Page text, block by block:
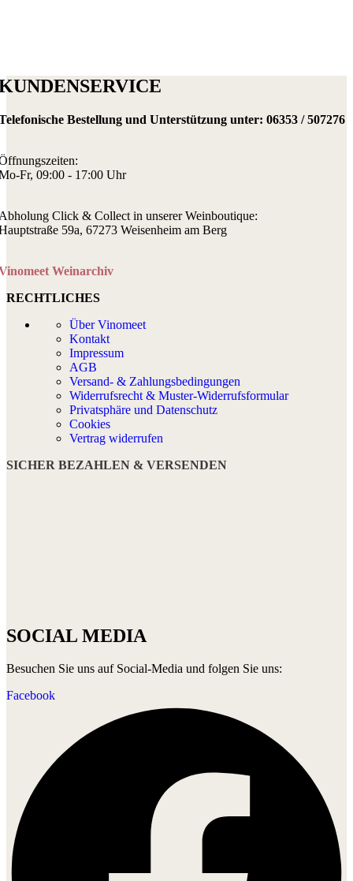
Bestellung und Unterstützung unter: 06353 / 507276
Fr, 09:00 - 17:00 Uhr
Click & Collect in unserer Weinboutique:
59a, 67273 Weisenheim am Berg
Weinarchiv
RECHTLICHES
Über Vinomeet
Kontakt
Impressum
AGB
Versand- & Zahlungsbedingungen
Widerrufsrecht & Muster-Widerrufsformular
Privatsphäre und Datenschutz
Cookies
Vertrag widerrufen
SICHER BEZAHLEN & VERSENDEN
SOCIAL MEDIA
Besuchen Sie uns auf Social-Media und folgen Sie uns:
Facebook